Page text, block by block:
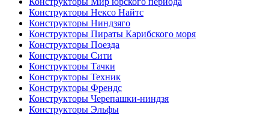
Конструкторы Нексо Найтс
Конструкторы Ниндзяго
Конструкторы Пираты Карибского моря
Конструкторы Поезда
Конструкторы Сити
Конструкторы Тачки
Конструкторы Техник
Конструкторы Френдс
Конструкторы Черепашки-ниндзя
Конструкторы Эльфы